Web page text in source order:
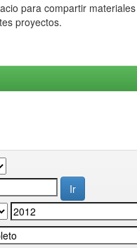
para compartir
proyectos.